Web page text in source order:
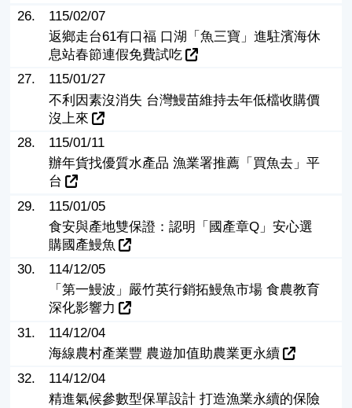
26.
115/02/07
返鄉走台61有口福 口湖「魚三寶」進駐濱海休
息站春節連假免費試吃
27.
115/01/27
不利因素沒消失 台灣鰻苗維持去年低檔收購價
沒上來
28.
115/01/11
辦年貨找優質水產品 漁業署推薦「買魚去」平
台
29.
115/01/05
食安與產地雙保證：認明「國產章Q」安心選
購國產鰻魚
30.
114/12/05
「第一鰻波」嚴竹英行銷拓鰻魚市場 食農教育
深化影響力
31.
114/12/04
海線農村產業豐 農遊加值助農業更永續
32.
114/12/04
精進氣候參數型保單設計 打造漁業永續的保險